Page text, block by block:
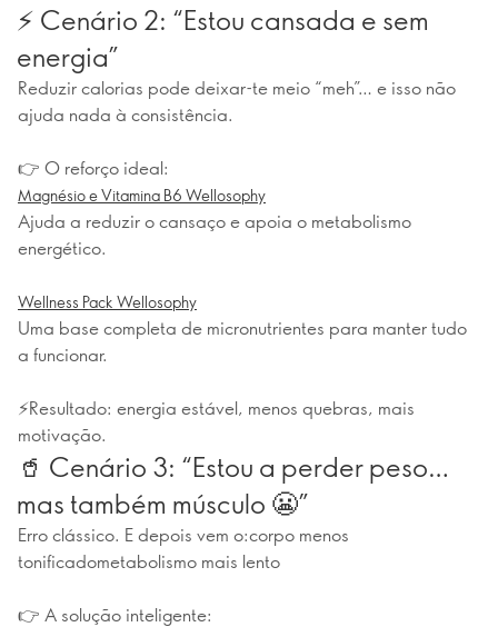
⚡ Cenário 2: “Estou cansada e sem
energia”
Reduzir calorias pode deixar-te meio “meh”… e isso não
ajuda nada à consistência.
👉 O reforço ideal:
Magnésio e Vitamina B6 Wellosophy
Ajuda a reduzir o cansaço e apoia o metabolismo
energético.
Wellness Pack Wellosophy
Uma base completa de micronutrientes para manter tudo
a funcionar.
⚡Resultado: energia estável, menos quebras, mais
motivação.
🥤 Cenário 3: “Estou a perder peso…
mas também músculo 😬”
Erro clássico. E depois vem o:corpo menos
tonificadometabolismo mais lento
👉 A solução inteligente: